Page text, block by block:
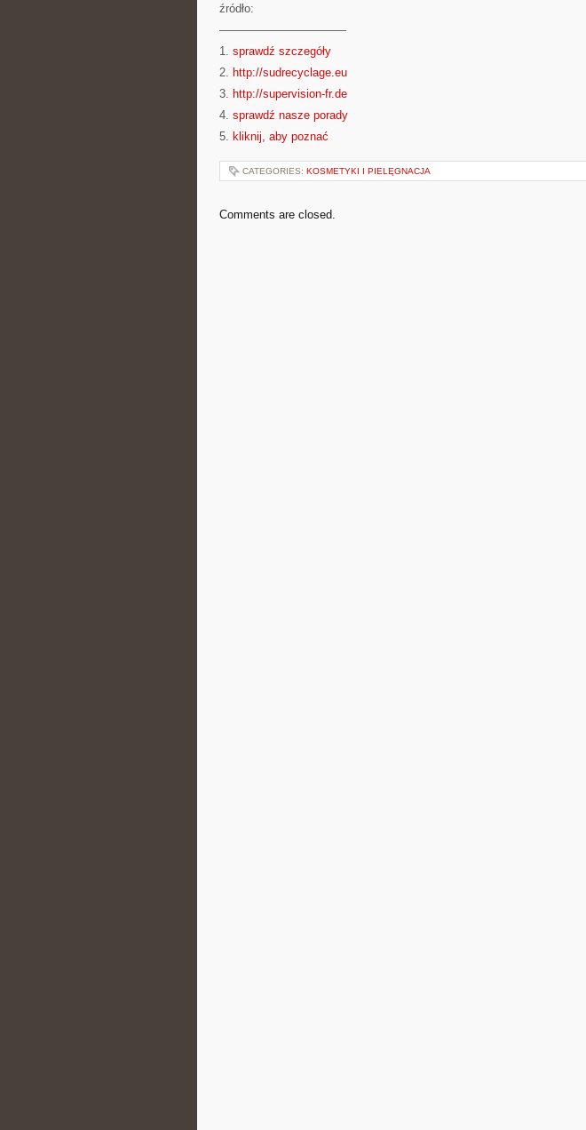
źródło:
———————————
1. sprawdź szczegóły
2. http://sudrecyclage.eu
3. http://supervision-fr.de
4. sprawdź nasze porady
5. kliknij, aby poznać
CATEGORIES: KOSMETYKI I PIELĘGNACJA
Comments are closed.